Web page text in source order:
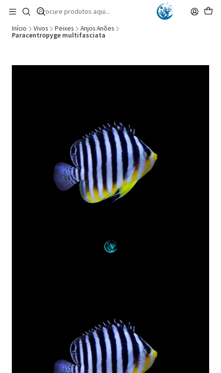
🚚 Portugal Continental: Portes Grátis desde 149,90€ (Envio extresso: 14,90€)
Ler mais
Início Vivos Peixes
Anjos Anões
Paracentropyge multifasciata